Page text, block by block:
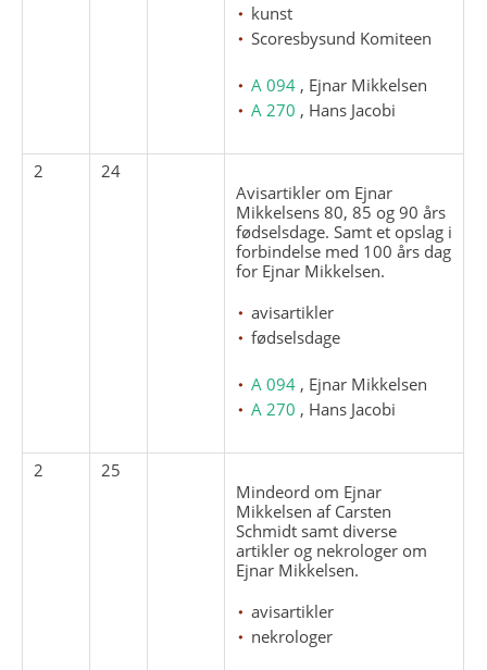
kunst
Scoresbysund Komiteen
A 094 , Ejnar Mikkelsen
A 270 , Hans Jacobi
2
24
Avisartikler om Ejnar
Mikkelsens 80, 85 og 90 års
fødselsdage. Samt et opslag i
forbindelse med 100 års dag
for Ejnar Mikkelsen.
avisartikler
fødselsdage
A 094 , Ejnar Mikkelsen
A 270 , Hans Jacobi
2
25
Mindeord om Ejnar
Mikkelsen af Carsten
Schmidt samt diverse
artikler og nekrologer om
Ejnar Mikkelsen.
avisartikler
nekrologer